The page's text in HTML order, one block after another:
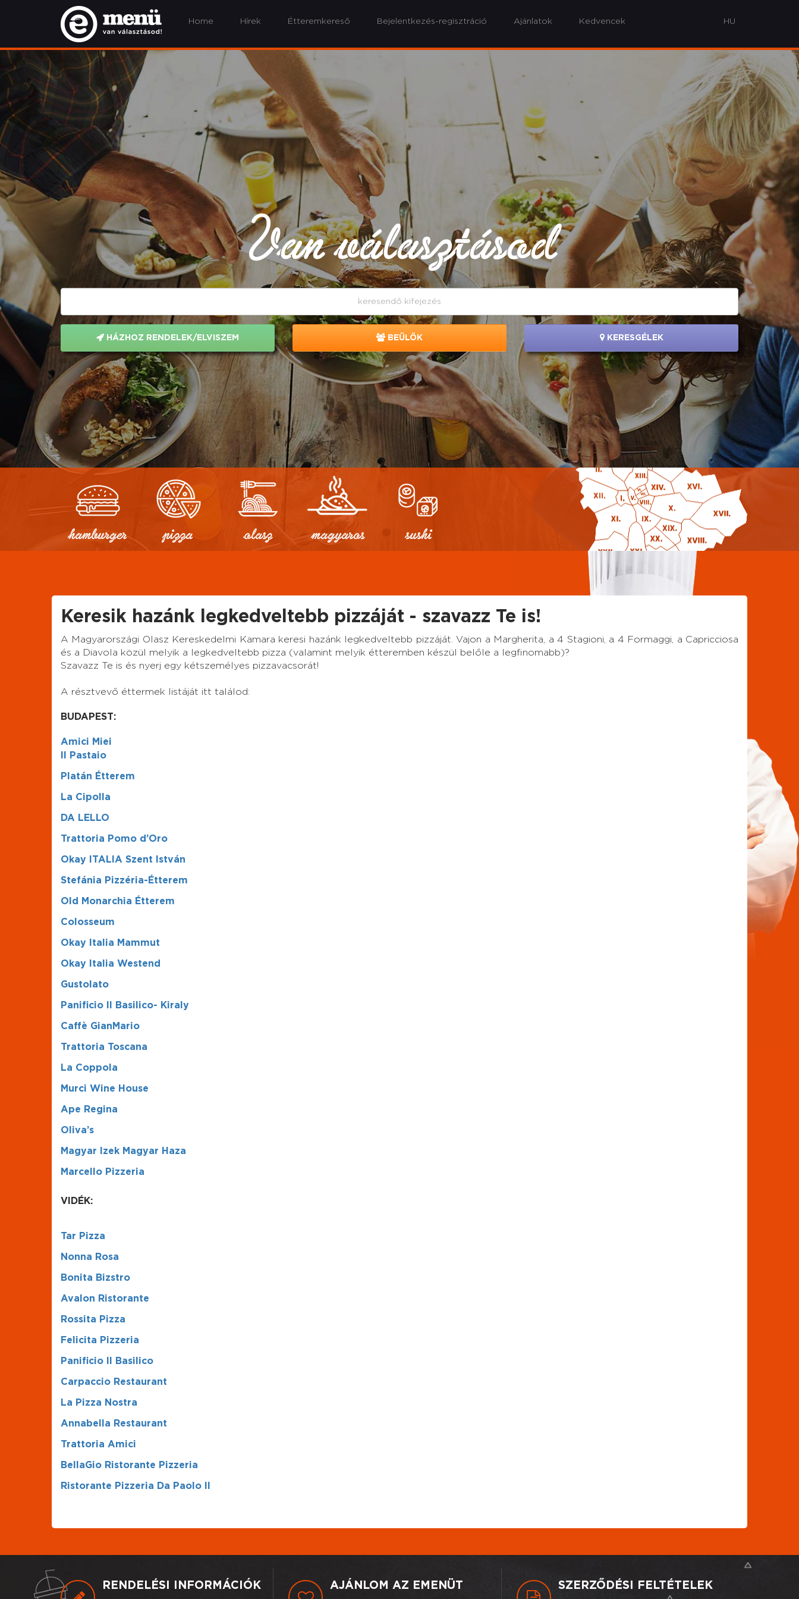
Home Hírek Étteremkereső Bejelentkezés-regisztráció Ajánlatok Kedvencek
Van választásod
HÁZHOZ RENDELEK/ELVISZEM BEÜLÖK KERESGÉLEK
hamburger pizza olasz magyaros sushi
Keresik hazánk legkedveltebb pizzáját - szavazz Te is!
A Magyarországi Olasz Kereskedelmi Kamara keresi hazánk legkedveltebb pizzáját. Vajon a Margherita, a 4 Stagioni, a 4 Formaggi, a Capricciosa
és a Diavola közül melyik a legkedveltebb pizza (valamint melyik étteremben készül belőle a legfinomabb)?
Szavazz Te is és nyerj egy kétszemélyes pizzavacsorát!
A résztvevő éttermek listáját itt találod:
BUDAPEST:
Amici Miei
Il Pastaio
Platán Étterem
La Cipolla
DA LELLO
Trattoria Pomo d’Oro
Okay ITALIA Szent István
Stefánia Pizzéria-Étterem
Old Monarchia Étterem
Colosseum
Okay Italia Mammut
Okay Italia Westend
Gustolato
Panificio Il Basilico- Kiraly
Caffè GianMario
Trattoria Toscana
La Coppola
Murci Wine House
Ape Regina
Oliva’s
Magyar Izek Magyar Haza
Marcello Pizzeria
VIDÉK:
Tar Pizza
Nonna Rosa
Bonita Bizstro
Avalon Ristorante
Rossita Pizza
Felicita Pizzeria
Panificio Il Basilico
Carpaccio Restaurant
La Pizza Nostra
Annabella Restaurant
Trattoria Amici
BellaGio Ristorante Pizzeria
Ristorante Pizzeria Da Paolo II
RENDELÉSI INFORMÁCIÓK AJÁNLOM AZ EMENÜT SZERZŐDÉSI FELTÉTELEK